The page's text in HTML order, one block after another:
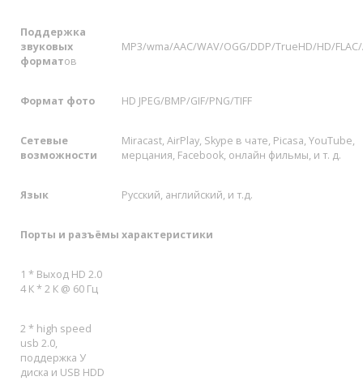
Поддержка
звуковых
форматов
MP3/wma/AAC/WAV/OGG/DDP/TrueHD/HD/FLAC/
Формат фото HD JPEG/BMP/GIF/PNG/TIFF
Сетевые
возможности
Miracast, AirPlay, Skype в чате, Picasa, YouTube,
мерцания, Facebook, онлайн фильмы, и т. д.
Язык Русский, английский, и т.д.
Порты и разъёмы характеристики
1 * Выход HD 2.0
4 К * 2 К @ 60 Гц
2 * high speed
usb 2.0,
поддержка У
диска и USB HDD